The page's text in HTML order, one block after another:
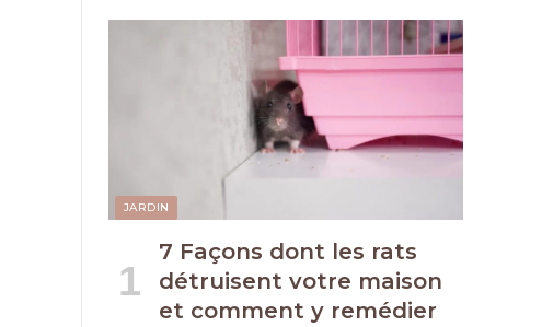
JARDIN
7 Façons dont les rats
détruisent votre maison
et comment y remédier